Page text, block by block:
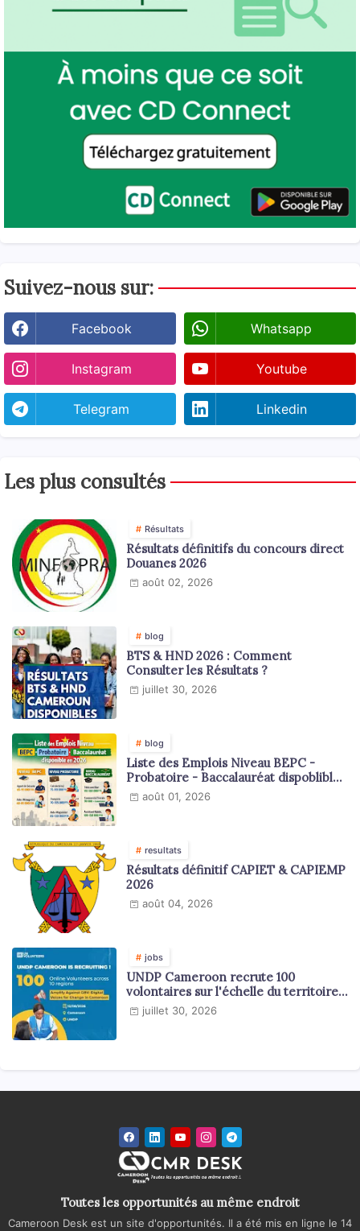
Suivez-nous sur:
Facebook Whatsapp
Instagram Youtube
Telegram Linkedin
Les plus consultés
Résultats
Résultats définitifs du concours direct
Douanes 2026
août 02, 2026
blog
BTS & HND 2026 : Comment
Consulter les Résultats ?
juillet 30, 2026
blog
Liste des Emplois Niveau BEPC -
Probatoire - Baccalauréat dispoblible
en 2026
août 01, 2026
resultats
Résultats définitif CAPIET & CAPIEMP
2026
août 04, 2026
jobs
UNDP Cameroon recrute 100
volontaires sur l'échelle du territoire
national
juillet 30, 2026
Toutes les opportunités au même endroit
Cameroon Desk est un site d'opportunités. Il a été mis en ligne le 14